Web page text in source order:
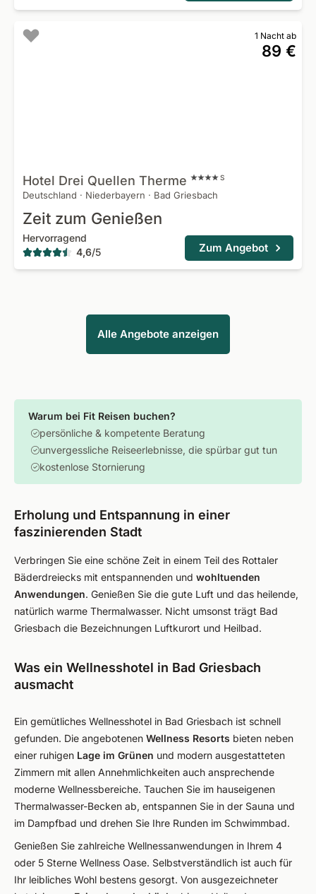
1 Nacht ab
89 €
Hotel Drei Quellen Therme S
Deutschland · Niederbayern · Bad Griesbach
Zeit zum Genießen
Hervorragend
4,6/5 Zum Angebot
Alle Angebote anzeigen
Warum bei Fit Reisen buchen?
persönliche & kompetente Beratung
unvergessliche Reiseerlebnisse, die spürbar gut tun
kostenlose Stornierung
Erholung und Entspannung in einer
faszinierenden Stadt
Verbringen Sie eine schöne Zeit in einem Teil des Rottaler
Bäderdreiecks mit entspannenden und wohltuenden
Anwendungen. Genießen Sie die gute Luft und das heilende,
natürlich warme Thermalwasser. Nicht umsonst trägt Bad
Griesbach die Bezeichnungen Luftkurort und Heilbad.
Was ein Wellnesshotel in Bad Griesbach
ausmacht
Ein gemütliches Wellnesshotel in Bad Griesbach ist schnell
gefunden. Die angebotenen Wellness Resorts bieten neben
einer ruhigen Lage im Grünen und modern ausgestatteten
Zimmern mit allen Annehmlichkeiten auch ansprechende
moderne Wellnessbereiche. Tauchen Sie im hauseigenen
Thermalwasser-Becken ab, entspannen Sie in der Sauna und
im Dampfbad und drehen Sie Ihre Runden im Schwimmbad.
Genießen Sie zahlreiche Wellnessanwendungen in Ihrem 4
oder 5 Sterne Wellness Oase. Selbstverständlich ist auch für
Ihr leibliches Wohl bestens gesorgt. Von ausgezeichneter